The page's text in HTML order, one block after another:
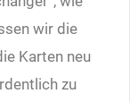
wir die
Karten neu
zu